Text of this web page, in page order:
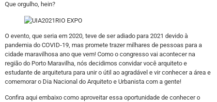
Que orgulho, hein?
O evento, que seria em 2020, teve de ser adiado para 2021 devido à
pandemia do COVID-19, mas promete trazer milhares de pessoas para a
cidade maravilhosa ano que vem! Como o congresso vai acontecer na
região do Porto Maravilha, nós decidimos convidar você arquiteto e
estudante de arquitetura para unir o útil ao agradável e vir conhecer a área e
comemorar o Dia Nacional do Arquiteto e Urbanista com a gente!
Confira aqui embaixo como aproveitar essa oportunidade de conhecer o